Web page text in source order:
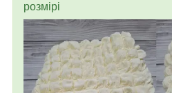
розмірі